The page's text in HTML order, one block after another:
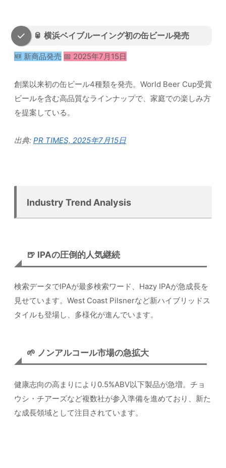
🥫 横浜ベイブルーイング初の缶ビール発売
🆕 新商品発売 📅 2025年7月15日
創業以来初の缶ビール4種類を発売。World Beer Cup受賞
ビールを含む高品質なラインナップで、家庭での楽しみ方
を提案している。
出典: PR TIMES, 2025年7月15日
Industry Trend Analysis
🍺 IPAの圧倒的人気継続
検索データでIPAが最多検索ワード、Hazy IPAが急成長を
見せています。West Coast Pilsnerなど新ハイブリッドス
タイルも登場し、多様化が進んでいます。
🌱 ノンアルコール市場の急拡大
健康志向の高まりにより0.5%ABV以下製品が急増。チョ
ウシ・チアーズなど複数社が参入準備を進めており、新た
な成長領域として注目されています。